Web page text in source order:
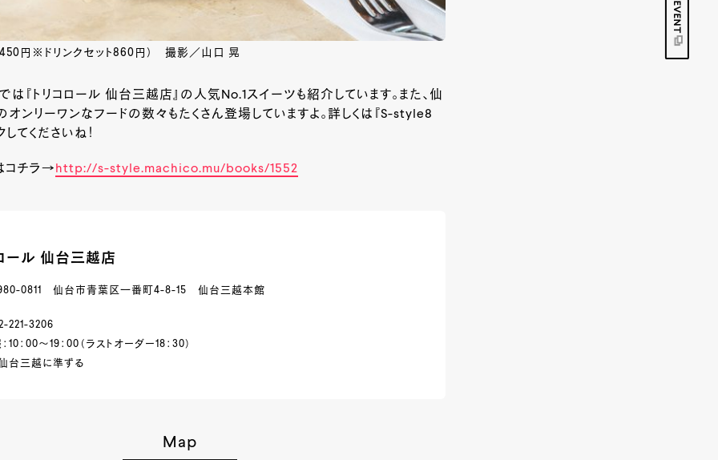
EVENT
450円※ドリンクセット860円） 撮影／山口 晃
は『トリコロール 仙台三越店』の人気No.1スイーツも紹介しています。また、仙
ンリーワンなフードの数々もたくさん登場していますよ。詳しくは『S-style8
てくださいね！
コチラ→ http://s-style.machico.mu/books/1552
ール 仙台三越店
980-0811 仙台市青葉区一番町4-8-15 仙台三越本館
221-3206
10：00～19：00（ラストオーダー18：30）
台三越に準ずる
Map